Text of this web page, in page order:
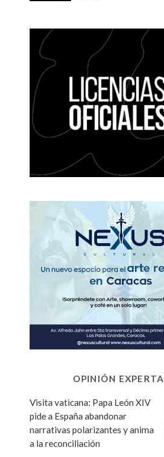
OPINIÓN EXPERTA
Visita vaticana: Papa León XIV
pide a España abandonar
narrativas polarizantes y anima
a la reconciliación